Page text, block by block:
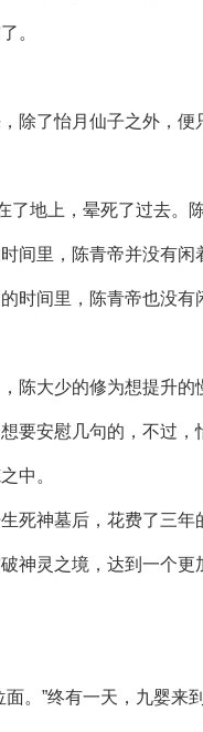
。
除了怡月仙子之外，便
地上，晕死了过去。
间里，陈青帝并没有闲
间里，陈青帝也没有
陈大少的修为想提升的
要安慰几句的，不过
中。
死神墓后，花费了三
灵之境，达到一个更
。”终有一天，九婴来